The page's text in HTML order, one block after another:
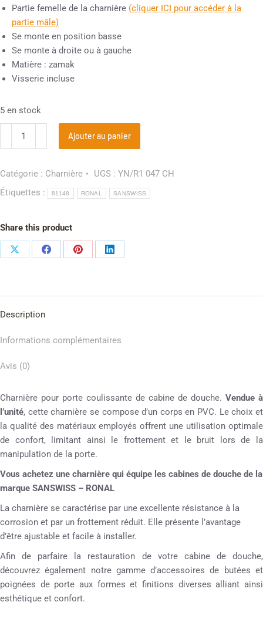
Partie femelle de la charnière (cliquer ICI pour accéder à la
partie mâle)
Se monte en position basse
Se monte à droite ou à gauche
Matière : zamak
Visserie incluse
5 en stock
Ajouter au panier
Catégorie : Charnière UGS : YN/R1 047 CH
Étiquettes :
81148 RONAL SANSWISS
Share this product
Description
Informations complémentaires
Avis (0)
Charnière pour porte coulissante de cabine de douche. Vendue à
l’unité, cette charnière se compose d’un corps en PVC. Le choix et
la qualité des matériaux employés offrent une utilisation optimale
de confort, limitant ainsi le frottement et le bruit lors de la
manipulation de la porte.
Vous achetez une charnière qui équipe les cabines de douche de la
marque SANSWISS – RONAL
La charnière se caractérise par une excellente résistance à la
corrosion et par un frottement réduit. Elle présente l’avantage
d’être ajustable et facile à installer.
Afin de parfaire la restauration de votre cabine de douche,
découvrez également notre gamme d’accessoires de butées et
poignées de porte aux formes et finitions diverses alliant ainsi
esthétique et confort.